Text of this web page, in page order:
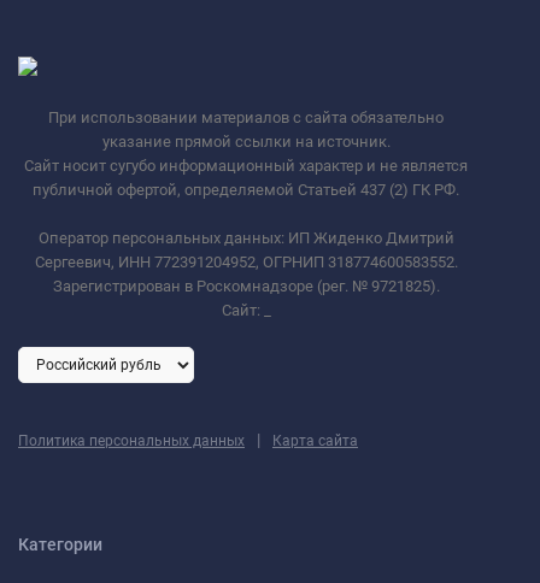
При использовании материалов с сайта обязательно
указание прямой ссылки на источник.
Сайт носит сугубо информационный характер и не является
публичной офертой, определяемой Статьей 437 (2) ГК РФ.
Оператор персональных данных: ИП Жиденко Дмитрий
Сергеевич, ИНН 772391204952, ОГРНИП 318774600583552.
Зарегистрирован в Роскомнадзоре (рег. № 9721825).
Сайт:
Политика персональных данных | Карта сайта
Категории